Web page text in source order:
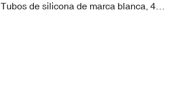
Tubos de silicona de marca blanca, 4